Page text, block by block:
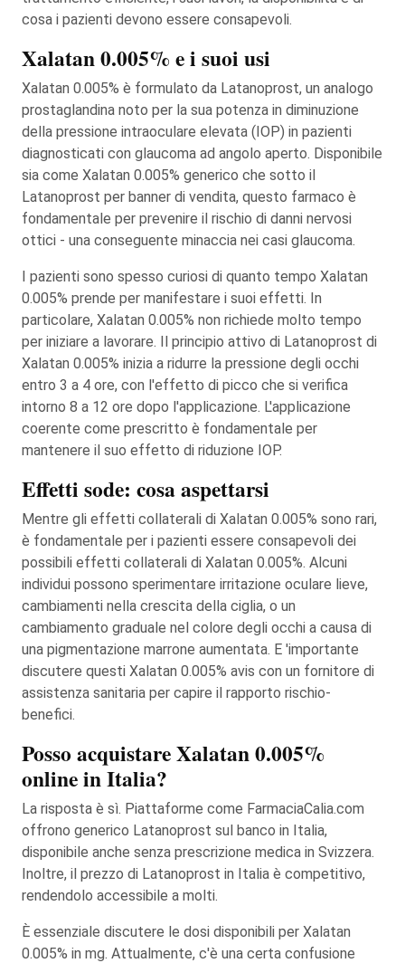
cosa i pazienti devono essere consapevoli.
Xalatan 0.005% e i suoi usi
Xalatan 0.005% è formulato da Latanoprost, un analogo
prostaglandina noto per la sua potenza in diminuzione
della pressione intraoculare elevata (IOP) in pazienti
diagnosticati con glaucoma ad angolo aperto. Disponibile
sia come Xalatan 0.005% generico che sotto il
Latanoprost per banner di vendita, questo farmaco è
fondamentale per prevenire il rischio di danni nervosi
ottici - una conseguente minaccia nei casi glaucoma.
I pazienti sono spesso curiosi di quanto tempo Xalatan
0.005% prende per manifestare i suoi effetti. In
particolare, Xalatan 0.005% non richiede molto tempo
per iniziare a lavorare. Il principio attivo di Latanoprost di
Xalatan 0.005% inizia a ridurre la pressione degli occhi
entro 3 a 4 ore, con l'effetto di picco che si verifica
intorno 8 a 12 ore dopo l'applicazione. L'applicazione
coerente come prescritto è fondamentale per
mantenere il suo effetto di riduzione IOP.
Effetti sode: cosa aspettarsi
Mentre gli effetti collaterali di Xalatan 0.005% sono rari,
è fondamentale per i pazienti essere consapevoli dei
possibili effetti collaterali di Xalatan 0.005%. Alcuni
individui possono sperimentare irritazione oculare lieve,
cambiamenti nella crescita della ciglia, o un
cambiamento graduale nel colore degli occhi a causa di
una pigmentazione marrone aumentata. E 'importante
discutere questi Xalatan 0.005% avis con un fornitore di
assistenza sanitaria per capire il rapporto rischio-
benefici.
Posso acquistare Xalatan 0.005%
online in Italia?
La risposta è sì. Piattaforme come FarmaciaCalia.com
offrono generico Latanoprost sul banco in Italia,
disponibile anche senza prescrizione medica in Svizzera.
Inoltre, il prezzo di Latanoprost in Italia è competitivo,
rendendolo accessibile a molti.
È essenziale discutere le dosi disponibili per Xalatan
0.005% in mg. Attualmente, c'è una certa confusione